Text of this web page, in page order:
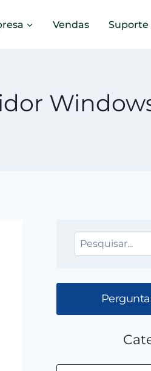
Vendas Suporte
Pesquisar